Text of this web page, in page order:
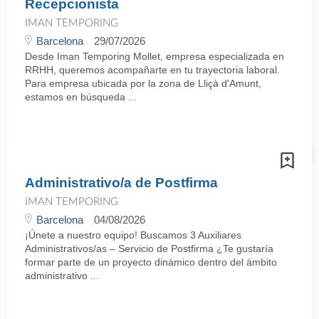
Recepcionista
IMAN TEMPORING
Barcelona 29/07/2026
Desde Iman Temporing Mollet, empresa especializada en
RRHH, queremos acompañarte en tu trayectoria laboral.
Para empresa ubicada por la zona de Lliçà d'Amunt,
estamos en búsqueda ...
Administrativo/a de Postfirma
IMAN TEMPORING
Barcelona 04/08/2026
¡Únete a nuestro equipo! Buscamos 3 Auxiliares
Administrativos/as – Servicio de Postfirma ¿Te gustaría
formar parte de un proyecto dinámico dentro del ámbito
administrativo ...